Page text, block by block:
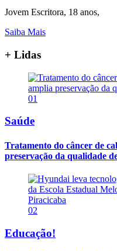
Jovem Escritora, 18 anos,
Saiba Mais
+ Lidas
01
Saúde
Tratamento do câncer de
preservação da qualidade
02
Educação!